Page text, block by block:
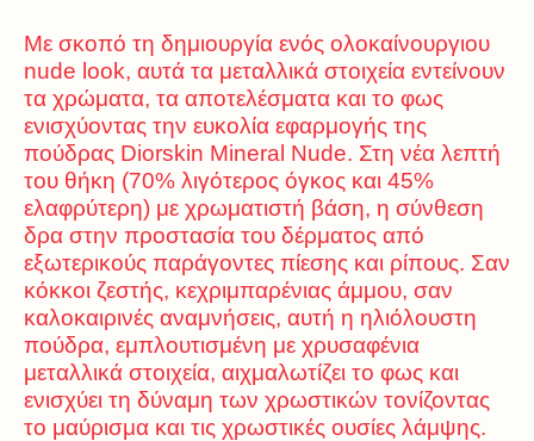
Με σκοπό τη δημιουργία ενός ολοκαίνουργιου
nude look, αυτά τα μεταλλικά στοιχεία εντείνουν
τα χρώματα, τα αποτελέσματα και το φως
ενισχύοντας την ευκολία εφαρμογής της
πούδρας Diorskin Mineral Nude. Στη νέα λεπτή
του θήκη (70% λιγότερος όγκος και 45%
ελαφρύτερη) με χρωματιστή βάση, η σύνθεση
δρα στην προστασία του δέρματος από
εξωτερικούς παράγοντες πίεσης και ρίπους. Σαν
κόκκοι ζεστής, κεχριμπαρένιας άμμου, σαν
καλοκαιρινές αναμνήσεις, αυτή η ηλιόλουστη
πούδρα, εμπλουτισμένη με χρυσαφένια
μεταλλικά στοιχεία, αιχμαλωτίζει το φως και
ενισχύει τη δύναμη των χρωστικών τονίζοντας
το μαύρισμα και τις χρωστικές ουσίες λάμψης.